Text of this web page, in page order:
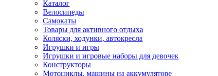
Каталог
Велосипеды
Самокаты
Товары для активного отдыха
Коляски, ходунки, автокресла
Игрушки и игры
Игрушки и игровые наборы для девочек
Конструкторы
Мотоциклы, машины на аккумуляторе